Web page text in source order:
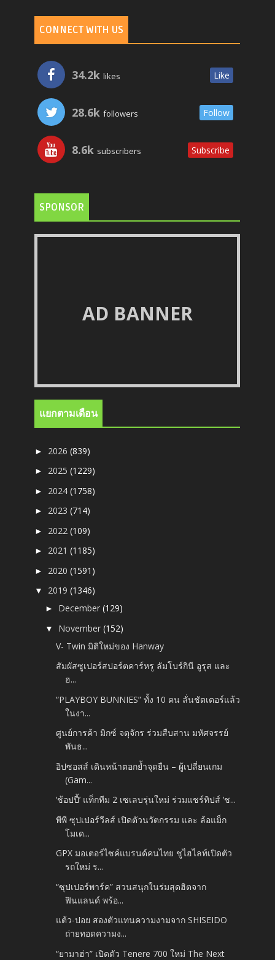
CONNECT WITH US
34.2k likes Like
28.6k followers Follow
8.6k subscribers Subscribe
SPONSOR
AD BANNER
แยกตามเดือน
► 2026(839)
► 2025(1229)
► 2024(1758)
► 2023(714)
► 2022(109)
► 2021(1185)
► 2020(1591)
▼ 2019(1346)
► December(129)
▼ November(152)
V- Twin มิติ​ใหม่ของ Hanway​
สัมผัสซูเปอร์สปอร์ตคาร์หรู ลัมโบร์กินี อูรุส และ
ฮ...
“PLAYBOY BUNNIES” ทั้ง 10 คน ลั่นชัตเตอร์แล้ว
ในงา...
ศูนย์การค้า มิกซ์ จตุจักร ร่วมสืบสาน มหัศจรรย์
พันธ...
อิปซอสส์ เดินหน้าตอกย้ำจุดยืน – ผู้เปลี่ยนเกม
(Gam...
‘ช้อปปี้’ แท็กทีม 2 เซเลบรุ่นใหม่ ร่วมแชร์ทิปส์ ‘ช...
พีพี ซุปเปอร์วีลส์ เปิดตัวนวัตกรรม และ ล้อแม็ก
โมเด...
GPX มอเตอร์ไซค์แบรนด์คนไทย ชูไฮไลท์เปิดตัว
รถใหม่ ร...
“ซุปเปอร์พาร์ค” สวนสนุกในร่มสุดฮิตจาก
ฟินแลนด์ พร้อ...
แต้ว-ปอย สองตัวแทนความงามจาก SHISEIDO
ถ่ายทอดความง...
“ยามาฮ่า” เปิดตัว Tenere 700 ใหม่ The Next